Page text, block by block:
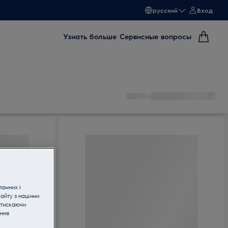
русский Вход
Узнать больше Сервисные вопросы
і
з нашими